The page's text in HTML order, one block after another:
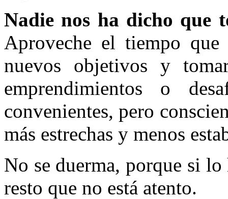
Nadie nos ha dicho que
Aproveche el tiempo que
nuevos objetivos y
emprendimientos o
convenientes, pero
más estrechas y menos
No se duerma, porque si
resto que no está atento.